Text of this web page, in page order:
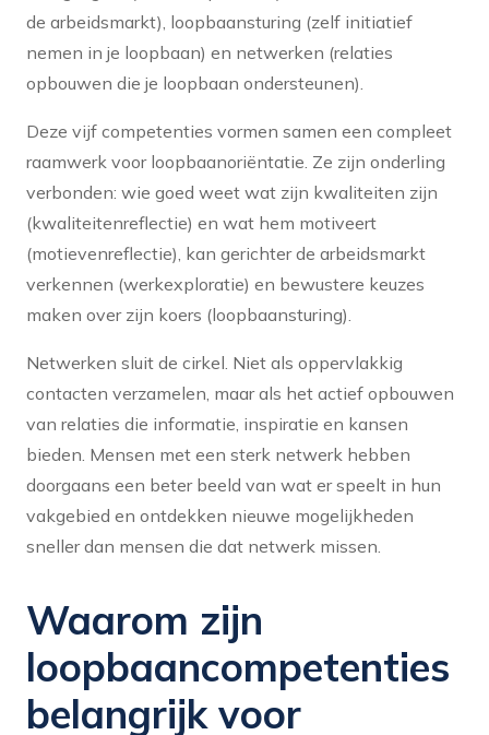
de arbeidsmarkt), loopbaansturing (zelf initiatief
nemen in je loopbaan) en netwerken (relaties
opbouwen die je loopbaan ondersteunen).
Deze vijf competenties vormen samen een compleet
raamwerk voor loopbaanoriëntatie. Ze zijn onderling
verbonden: wie goed weet wat zijn kwaliteiten zijn
(kwaliteitenreflectie) en wat hem motiveert
(motievenreflectie), kan gerichter de arbeidsmarkt
verkennen (werkexploratie) en bewustere keuzes
maken over zijn koers (loopbaansturing).
Netwerken sluit de cirkel. Niet als oppervlakkig
contacten verzamelen, maar als het actief opbouwen
van relaties die informatie, inspiratie en kansen
bieden. Mensen met een sterk netwerk hebben
doorgaans een beter beeld van wat er speelt in hun
vakgebied en ontdekken nieuwe mogelijkheden
sneller dan mensen die dat netwerk missen.
Waarom zijn
loopbaancompetenties
belangrijk voor